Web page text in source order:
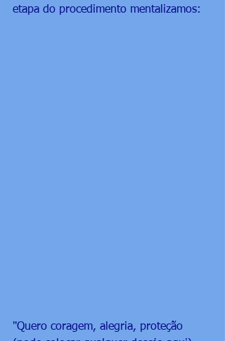
etapa do procedimento mentalizamos:
"Quero coragem, alegria, proteção